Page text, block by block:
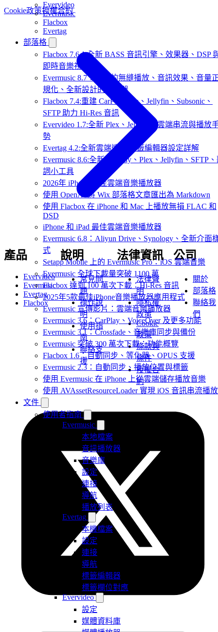
Evervideo
Evermusic
Flacbox
Evertag
部落格
Flacbox 7.6：全新 BASS 音訊引擎、效果器、DSP
即時音樂視覺化
Evermusic 8.7：真正的無縫播放、音訊效果、音量
規化、全新設計的等化器
Flacbox 7.4:重建 CarPlay,Plex、Jellyfin、Subsonic、
SFTP 助力 Hi-Res 音訊
Evervideo 1.7:全新 Plex、Jellyfin、雲端串流與播放
勢
Evertag 4.2:全新雲端連線,標籤編輯器設定詳解
Evermusic 8.6:全新 CarPlay、Plex、Jellyfin、SFTP
詞小工具
2026年 iPhone 最佳雲端音樂播放器
使用 OpenAI 將 Wix 部落格文章匯出為 Markdown
使用 Flacbox 在 iPhone 和 Mac 上播放無損 FLAC 和
DSD
iPhone 和 iPad 最佳雲端音樂播放器
Evermusic 6.8：Aliyun Drive、Synology、全新介面
式
Setapp Mobile 上的 Evermusic Pro：iOS 雲端音樂
Evermusic 全球下載量突破 1100 萬
Flacbox 達到 100 萬次下載：Hi-Res 音訊
2025年5款最佳iPhone音樂播放器應用程式
Evermusic 宣傳影片：雲端音樂播放器
Evermusic 3.6：CarPlay、VoiceOver 及更多功能
Evermusic 3.1：Crossfade、音樂庫同步與備份
Evermusic 突破 300 萬次下載：功能概覽
Flacbox 1.6：自動同步、等化器、OPUS 支援
Evermusic 2.3：自動同步、播放位置與標籤
使用 Evermusic 在 iPhone 上從雲端儲存播放音樂
使用 AVAssetResourceLoader 實現 iOS 音訊串流播放
文件
使用者指南
Evermusic
本地檔案
音訊播放器
音樂庫
設定
連接
導航
播放列表
Evertag
本機檔案
設定
連接
導航
標籤編輯器
標籤欄位對應
Evervideo
設定
媒體資料庫
Cookie政策授權合約
產品
Evervideo
Evermusic
Evertag
Flacbox
說明
常見問
題
操作說
明
使用指
南
聯絡支
援
法律資訊
法律聲
明
隱私權
政策
Cookie
政策
條款與
條件
授權合
約
公司
關於
部落格
聯絡我
們